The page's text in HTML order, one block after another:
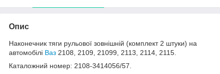
Опис
Наконечник тяги рульової зовнішній (комплект 2 штуки) на
автомобілі Ваз 2108, 2109, 21099, 2113, 2114, 2115.
Каталожний номер: 2108-3414056/57.